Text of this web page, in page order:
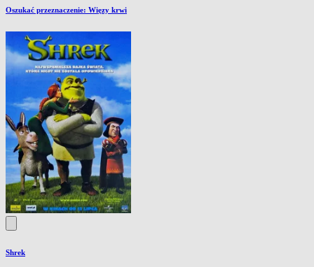
Oszukać przeznaczenie: Więzy krwi
Shrek